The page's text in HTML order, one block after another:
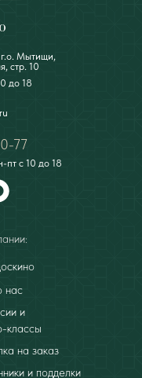
г.о. Мытищи,
стр. 10
77
до 18
с 10 до 18
и
классы
и подделки
на заказ